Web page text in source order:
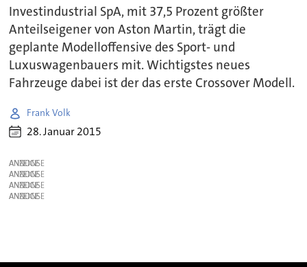
Investindustrial SpA, mit 37,5 Prozent größter
Anteilseigener von Aston Martin, trägt die
geplante Modelloffensive des Sport- und
Luxuswagenbauers mit. Wichtigstes neues
Fahrzeuge dabei ist der das erste Crossover Modell.
Frank Volk
28. Januar 2015
ANZEIGE
ANZEIGE
ANZEIGE
ANZEIGE